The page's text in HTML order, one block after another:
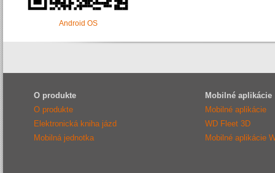
Android OS
O produkte
O produkte
Elektronická kniha jázd
Mobilná jednotka
Mobilné aplikácie
Mobilné aplikácie
WD Fleet 3D
Mobilné aplikácie